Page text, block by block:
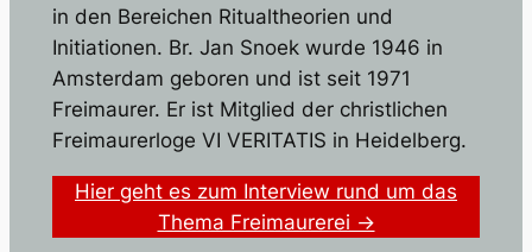
in den Bereichen Ritualtheorien und
Initiationen. Br. Jan Snoek wurde 1946 in
Amsterdam geboren und ist seit 1971
Freimaurer. Er ist Mitglied der christlichen
Freimaurerloge VI VERITATIS in Heidelberg.
Hier geht es zum Interview rund um das
Thema Freimaurerei →